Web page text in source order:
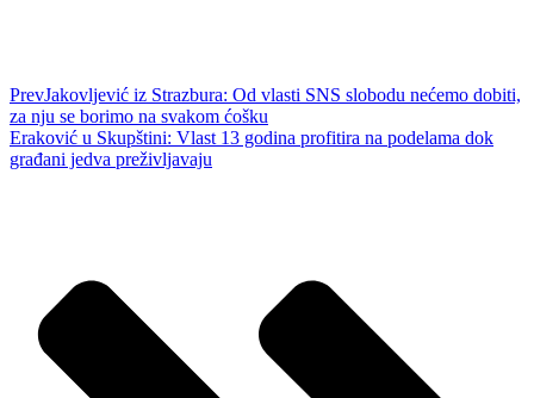
PrevJakovljević iz Strazbura: Od vlasti SNS slobodu nećemo dobiti,
za nju se borimo na svakom ćošku
Eraković u Skupštini: Vlast 13 godina profitira na podelama dok
građani jedva preživljavaju